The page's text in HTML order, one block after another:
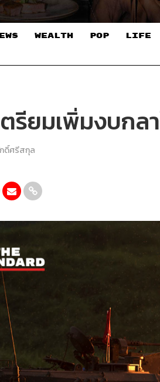
WEALTH POP LIFE
ยมเพิ่มงบกลา
ดิ์ศรีสกุล